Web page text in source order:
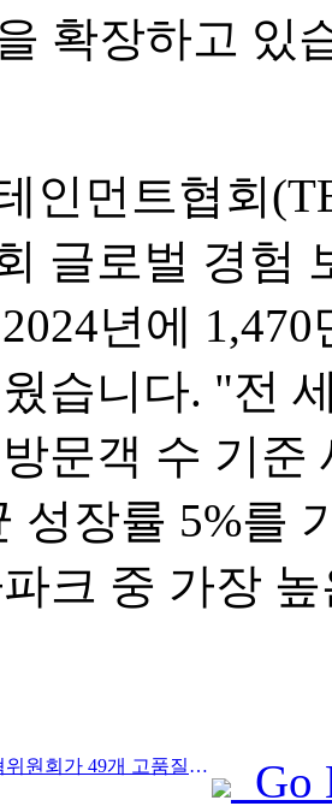
확장하고 있
인먼트협회
글로벌 경험
년에
습니다. "전
문객 수 기준
성장률 5%를
크 중 가장
Prev:국가발전개혁위원회가 49개 고품질 야외 스포츠 명소를 첫 번째로 공개했습니다. Go